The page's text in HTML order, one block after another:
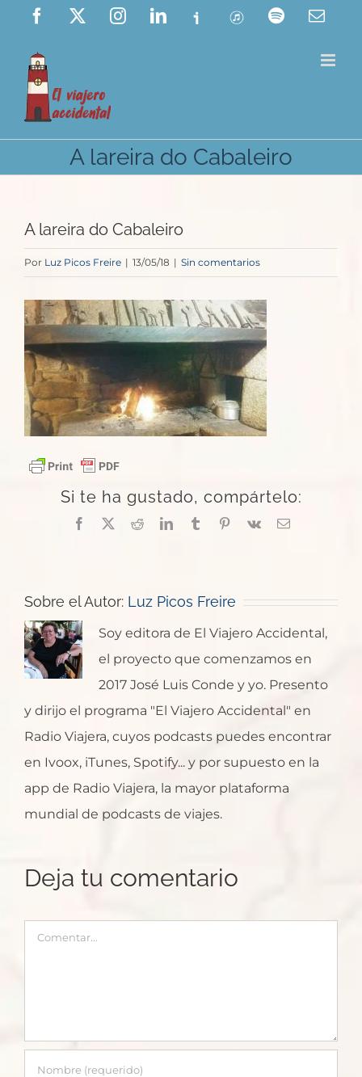
Saltar
contenido
Facebook InstagramLinkedIn
Ivoox ITunes Spotify
A lareira do Cabaleiro
A lareira do Cabaleiro
Por Luz Picos Freire | 13/05/18 | Sin comentarios
Si te ha gustado, compártelo:
Facebook
X RedditLinkedInTumblrPinterest
Vk
Correo
Sobre el Autor: Luz Picos Freire
Soy editora de El Viajero Accidental,
el proyecto que comenzamos en
2017 José Luis Conde y yo. Presento
y dirijo el programa "El Viajero Accidental" en
Radio Viajera, cuyos podcasts puedes encontrar
en Ivoox, iTunes, Spotify... y por supuesto en la
app de Radio Viajera, la mayor plataforma
mundial de podcasts de viajes.
Deja tu comentario
Comentar